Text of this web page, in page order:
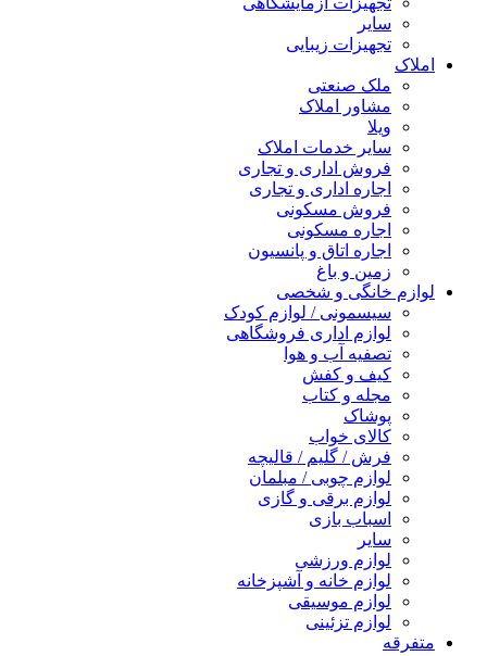
سایر
تجهیزات زیبایی
املاک
ملک صنعتی
مشاور املاک
ویلا
سایر خدمات املاک
فروش اداری و تجاری
اجاره اداری و تجاری
فروش مسکونی
اجاره مسکونی
اجاره اتاق و پانسیون
زمین و باغ
لوازم خانگی و شخصی
سیسمونی / لوازم کودک
لوازم اداری فروشگاهی
تصفیه آب و هوا
کیف و کفش
مجله و کتاب
پوشاک
کالای خواب
فرش / گلیم / قالیچه
لوازم چوبی / مبلمان
لوازم برقی و گازی
اسباب بازی
سایر
لوازم ورزشی
لوازم خانه و آشپزخانه
لوازم موسیقی
لوازم تزئینی
متفرقه